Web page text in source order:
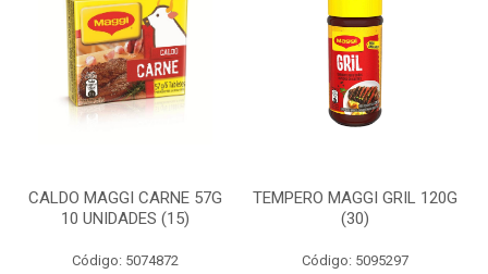
CALDO MAGGI CARNE 57G
10 UNIDADES (15)
Código: 5074872
TEMPERO MAGGI GRIL 120G
(30)
Código: 5095297